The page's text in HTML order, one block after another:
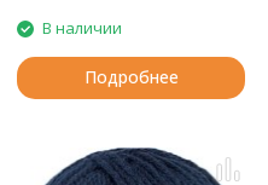
В наличии
Подробнее